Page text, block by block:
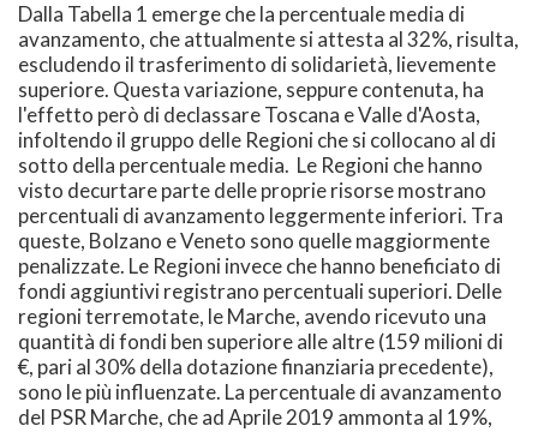
Dalla Tabella 1 emerge che la percentuale media di
avanzamento, che attualmente si attesta al 32%, risulta,
escludendo il trasferimento di solidarietà, lievemente
superiore. Questa variazione, seppure contenuta, ha
l'effetto però di declassare Toscana e Valle d'Aosta,
infoltendo il gruppo delle Regioni che si collocano al di
sotto della percentuale media. Le Regioni che hanno
visto decurtare parte delle proprie risorse mostrano
percentuali di avanzamento leggermente inferiori. Tra
queste, Bolzano e Veneto sono quelle maggiormente
penalizzate. Le Regioni invece che hanno beneficiato di
fondi aggiuntivi registrano percentuali superiori. Delle
regioni terremotate, le Marche, avendo ricevuto una
quantità di fondi ben superiore alle altre (159 milioni di
€, pari al 30% della dotazione finanziaria precedente),
sono le più influenzate. La percentuale di avanzamento
del PSR Marche, che ad Aprile 2019 ammonta al 19%,